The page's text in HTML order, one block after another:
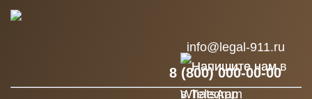
info@legal-911.ru
8 (800) 000-00-00